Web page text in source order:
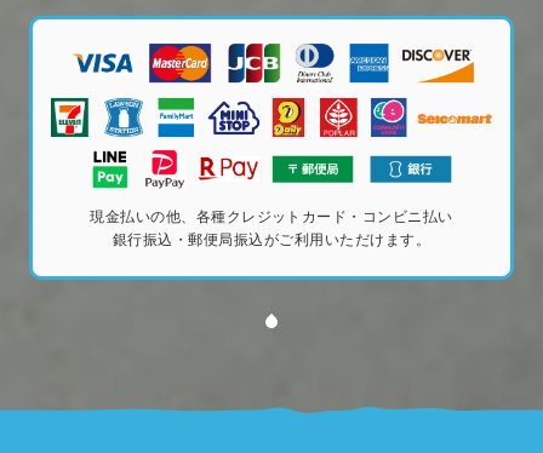
現金払いの他、各種クレジットカード・コンビニ払い
銀行振込・郵便局振込がご利用いただけます。